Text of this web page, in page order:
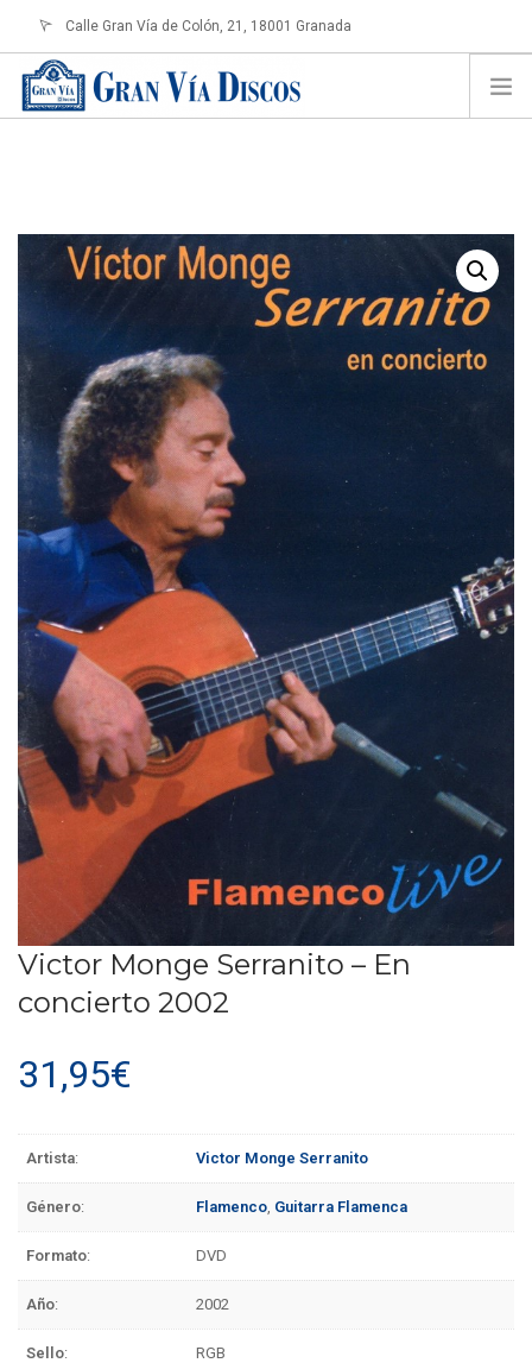
Calle Gran Vía de Colón, 21, 18001 Granada
info@granviadiscos.com
SOBRE NOSOTROS
CONTACTO
SHOPPING CART
Victor Monge Serranito – En
concierto 2002
31,95€
Artista: Victor Monge Serranito
Género: Flamenco Guitarra Flamenca
Formato: DVD
Año: 2002
Sello: RGB